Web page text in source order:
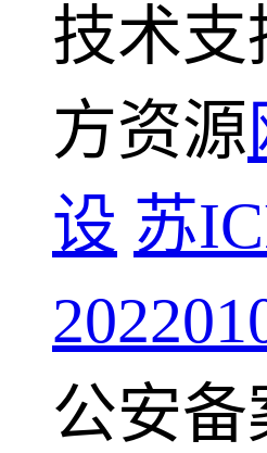
技术支
方资源
设 苏
公安备